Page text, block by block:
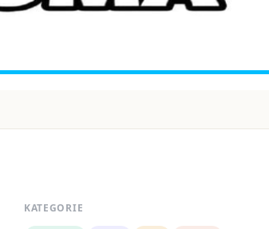
KATEGORIE